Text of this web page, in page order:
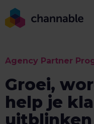
Agency Partner
Groei,
help je
uitblinken